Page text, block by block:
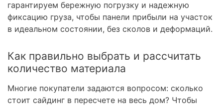
гарантируем бережную погрузку и надежную
фиксацию груза, чтобы панели прибыли на участок
в идеальном состоянии, без сколов и деформаций.
Как правильно выбрать и рассчитать
количество материала
Многие покупатели задаются вопросом: сколько
стоит сайдинг в пересчете на весь дом? Чтобы